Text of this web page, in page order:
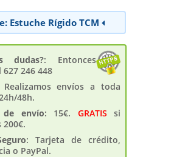
Estuche Rígido TCM
dudas?: Entonces
246 448
envíos a toda
48h.
de enví­o: 15€. GRATIS si
200€.
: Tarjeta de crédito,
o PayPal.